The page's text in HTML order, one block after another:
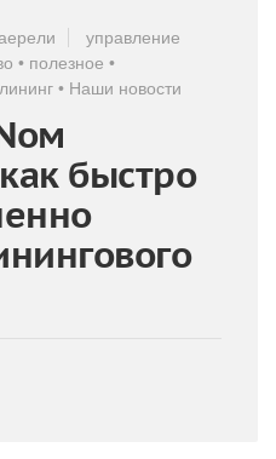
управление
• полезное •
• Наши новости
быстро